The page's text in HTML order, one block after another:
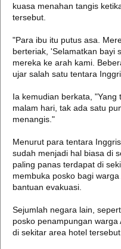
kuasa menahan tangis
tersebut.
"Para ibu itu putus asa.
berteriak, 'Selamatkan bayi
mereka ke arah kami.
ujar salah satu tentara
Ia kemudian berkata,
malam hari, tak ada satu
menangis."
Menurut para tentara
sudah menjadi hal biasa di
paling panas terdapat di
membuka posko bagi
bantuan evakuasi.
Sejumlah negara lain,
posko penampungan
di sekitar area hotel tersebut.